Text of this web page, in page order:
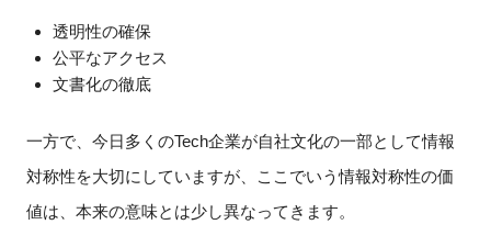
透明性の確保
公平なアクセス
文書化の徹底
一方で、今日多くのTech企業が自社文化の一部として情報
対称性を大切にしていますが、ここでいう情報対称性の価
値は、本来の意味とは少し異なってきます。